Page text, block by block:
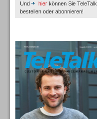
Und
hier können Sie TeleTalk
bestellen oder abonnieren!
Inbound